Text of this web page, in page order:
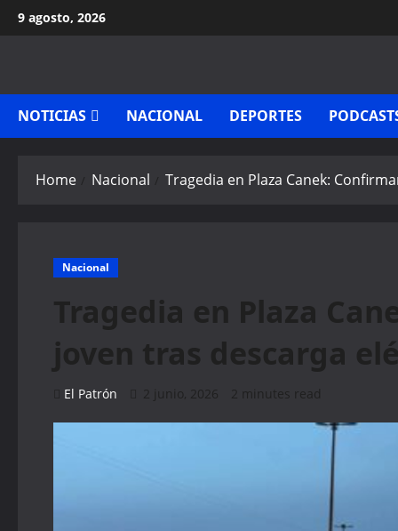
Skip
to
9 agosto, 2026
NOTICIAS NACIONAL DEPORTES
Home Nacional Tragedia en Plaza Canek:
Nacional
Tragedia en Plaza
joven tras descarga
El Patrón 2 junio, 2026 2 minutes read